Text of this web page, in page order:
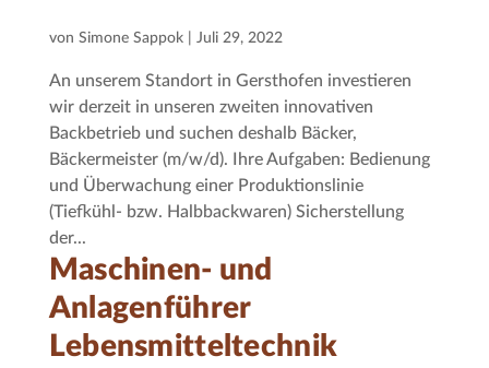
von Simone Sappok| Juli 29, 2022
An unserem Standort in Gersthofen investieren
wir derzeit in unseren zweiten innovativen
Backbetrieb und suchen deshalb Bäcker,
Bäckermeister (m/w/d). Ihre Aufgaben: Bedienung
und Überwachung einer Produktionslinie
(Tiefkühl- bzw. Halbbackwaren) Sicherstellung
der...
Maschinen- und
Anlagenführer
Lebensmitteltechnik